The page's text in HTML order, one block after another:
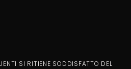
SI RITIENE SODDISFATTO DEL